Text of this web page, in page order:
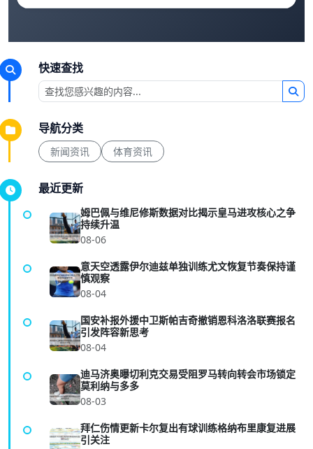
快速查找
导航分类
新闻资讯 体育资讯
最近更新
姆巴佩与维尼修斯数据对比揭示皇马进攻核心之争
持续升温
08-06
意天空透露伊尔迪兹单独训练尤文恢复节奏保持谨
慎观察
08-04
国安补报外援中卫斯帕吉奇撤销恩科洛洛联赛报名
引发阵容新思考
08-04
迪马济奥曝切利克交易受阻罗马转向转会市场锁定
莫利纳与多多
08-03
拜仁伤情更新卡尔复出有球训练格纳布里康复进展
引关注